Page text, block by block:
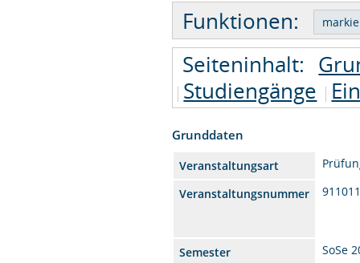
Funktionen:
Seiteninhalt:
Studiengänge
Grunddaten
Veranstaltungsart
Veranstaltungsnummer
Semester
SoSe